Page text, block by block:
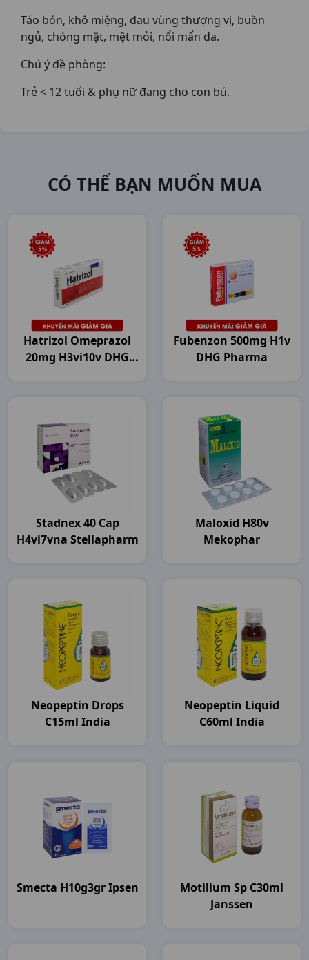
Táo bón, khô miệng, đau vùng thượng vị, buồn
ngủ, chóng mặt, mệt mỏi, nổi mẩn da.
Chú ý đề phòng:
Trẻ < 12 tuổi & phụ nữ đang cho con bú.
CÓ THỂ BẠN MUỐN MUA
Hatrizol Omeprazol
20mg H3vi10v DHG
Fubenzon 500mg H1v
DHG Pharma
Stadnex 40 Cap
H4vi7vna Stellapharm
Maloxid H80v
Mekophar
Neopeptin Drops
C15ml India
Neopeptin Liquid
C60ml India
Smecta H10g3gr Ipsen
Motilium Sp C30ml
Janssen